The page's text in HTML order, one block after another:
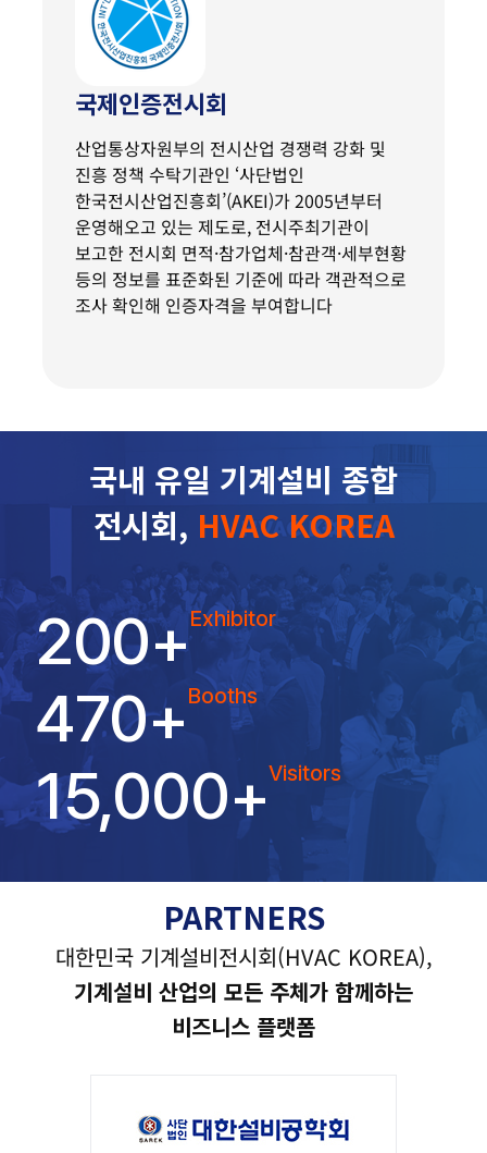
국제인증전시회
산업통상자원부의 전시산업 경쟁력 강화 및
진흥 정책 수탁기관인 ‘사단법인
한국전시산업진흥회’(AKEI)가 2005년부터
운영해오고 있는 제도로, 전시주최기관이
보고한 전시회 면적·참가업체·참관객·세부현황
등의 정보를 표준화된 기준에 따라 객관적으로
조사 확인해 인증자격을 부여합니다
국내 유일 기계설비 종합
전시회, HVAC KOREA
200+Exhibitor
470+ Booths
15,000+Visitors
PARTNERS
대한민국 기계설비전시회(HVAC KOREA),
기계설비 산업의 모든 주체가 함께하는
비즈니스 플랫폼